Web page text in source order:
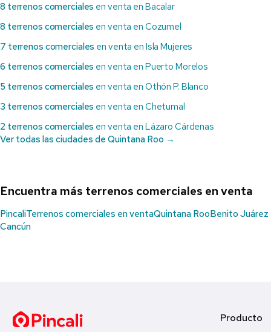
8 terrenos comerciales en venta en Bacalar
8 terrenos comerciales en venta en Cozumel
7 terrenos comerciales en venta en Isla Mujeres
6 terrenos comerciales en venta en Puerto Morelos
5 terrenos comerciales en venta en Othón P. Blanco
3 terrenos comerciales en venta en Chetumal
2 terrenos comerciales en venta en Lázaro Cárdenas
Ver todas las ciudades de Quintana Roo →
Encuentra más terrenos comerciales en venta
PincaliTerrenos comerciales en ventaQuintana RooBenito Juárez
Cancún
Producto